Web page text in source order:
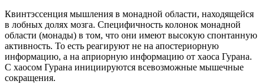
Квинтэссенция мышления в монадной области, находящейся
в лобных долях мозга. Специфичность колонок монадной
области (монады) в том, что они имеют высокую спонтанную
активность. То есть реагируют не на апостериорную
информацию, а на априорную информацию от хаоса Гурана.
С хаосом Гурана инициируются всевозможные мышечные
сокращения.